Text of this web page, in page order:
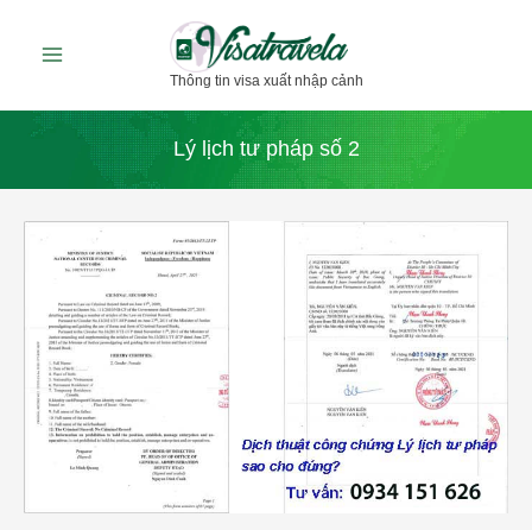
dung
Thông tin visa xuất nhập cảnh
Lý lịch tư pháp số 2
Công
chứng
tư
pháp
số
2
cho
công
dân
Việt
ở